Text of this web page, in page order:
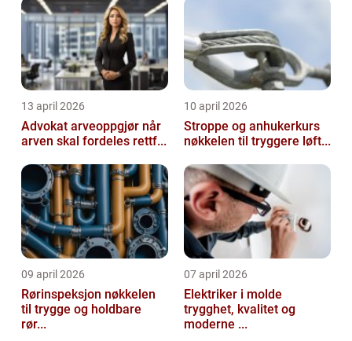
13 april 2026
Advokat arveoppgjør når
arven skal fordeles rettf...
10 april 2026
Stroppe og anhukerkurs
nøkkelen til tryggere løft...
09 april 2026
Rørinspeksjon nøkkelen
til trygge og holdbare
rør...
07 april 2026
Elektriker i molde
trygghet, kvalitet og
moderne ...